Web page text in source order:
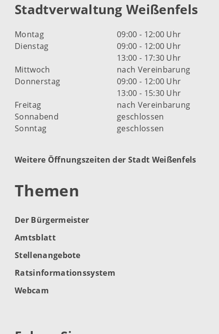
Stadtverwaltung Weißenfels
Montag
09:00 - 12:00 Uhr
Dienstag
09:00 - 12:00 Uhr
13:00 - 17:30 Uhr
Mittwoch
nach Vereinbarung
Donnerstag
09:00 - 12:00 Uhr
13:00 - 15:30 Uhr
Freitag
nach Vereinbarung
Sonnabend
geschlossen
Sonntag
geschlossen
Weitere Öffnungszeiten der Stadt Weißenfels
Themen
Der Bürgermeister
Amtsblatt
Stellenangebote
Ratsinformationssystem
Webcam